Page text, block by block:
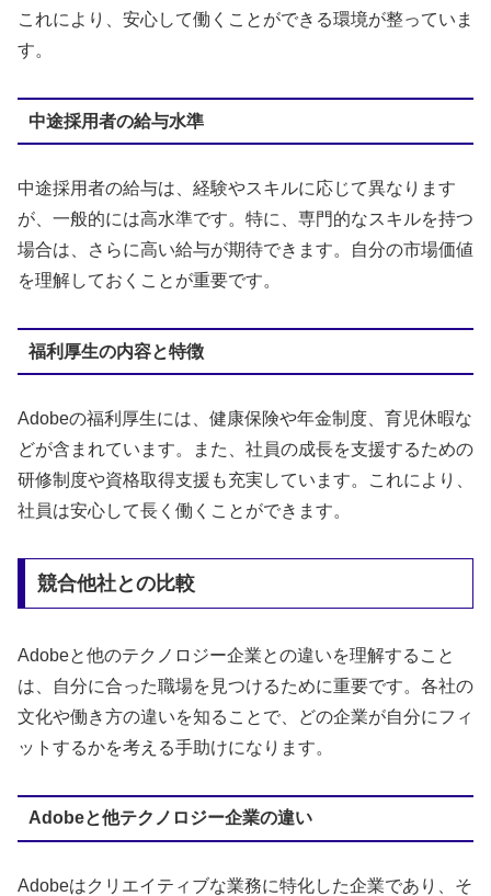
これにより、安心して働くことができる環境が整っていま
す。
中途採用者の給与水準
中途採用者の給与は、経験やスキルに応じて異なります
が、一般的には高水準です。特に、専門的なスキルを持つ
場合は、さらに高い給与が期待できます。自分の市場価値
を理解しておくことが重要です。
福利厚生の内容と特徴
Adobeの福利厚生には、健康保険や年金制度、育児休暇な
どが含まれています。また、社員の成長を支援するための
研修制度や資格取得支援も充実しています。これにより、
社員は安心して長く働くことができます。
競合他社との比較
Adobeと他のテクノロジー企業との違いを理解すること
は、自分に合った職場を見つけるために重要です。各社の
文化や働き方の違いを知ることで、どの企業が自分にフィ
ットするかを考える手助けになります。
Adobeと他テクノロジー企業の違い
Adobeはクリエイティブな業務に特化した企業であり、そ